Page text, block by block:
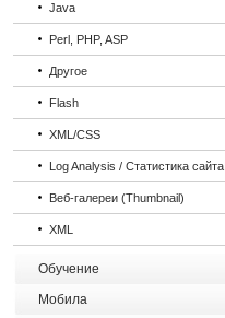
Java
Perl, PHP, ASP
Другое
Flash
XML/CSS
Log Analysis / Статистика сайта
Веб-галереи (Thumbnail)
XML
Обучение
Мобила